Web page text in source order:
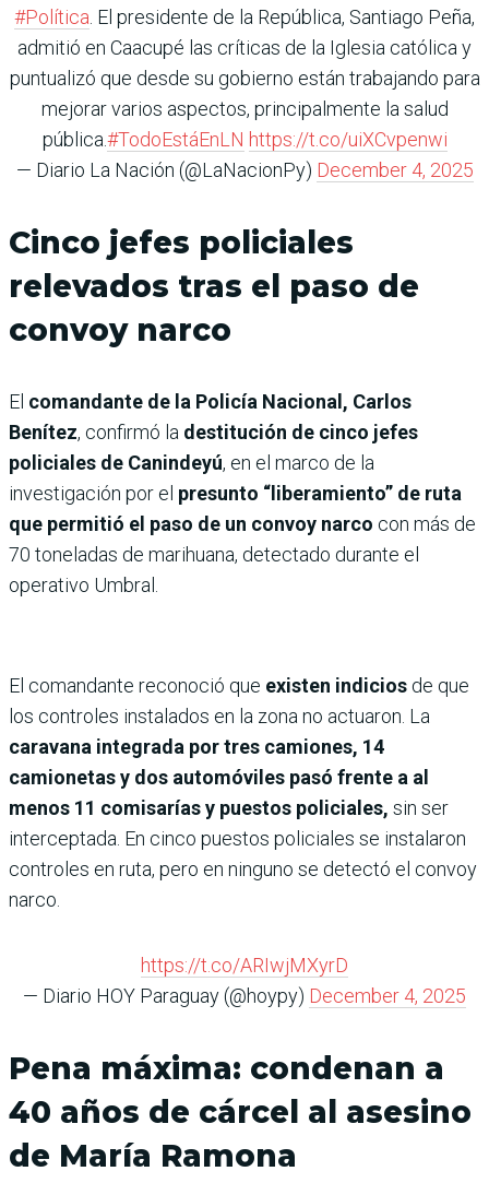
#Política . El presidente de la República, Santiago Peña,
admitió en Caacupé las críticas de la Iglesia católica y
puntualizó que desde su gobierno están trabajando para
mejorar varios aspectos, principalmente la salud
pública.#TodoEstáEnLN https://t.co/uiXCvpenwi
— Diario La Nación (@LaNacionPy) December 4, 2025
Cinco jefes policiales
relevados tras el paso de
convoy narco
El comandante de la Policía Nacional, Carlos
Benítez, confirmó la destitución de cinco jefes
policiales de Canindeyú, en el marco de la
investigación por el presunto “liberamiento” de ruta
que permitió el paso de un convoy narco con más de
70 toneladas de marihuana, detectado durante el
operativo Umbral.
El comandante reconoció que existen indicios de que
los controles instalados en la zona no actuaron. La
caravana integrada por tres camiones, 14
camionetas y dos automóviles pasó frente a al
menos 11 comisarías y puestos policiales, sin ser
interceptada. En cinco puestos policiales se instalaron
controles en ruta, pero en ninguno se detectó el convoy
narco.
https://t.co/ARIwjMXyrD
— Diario HOY Paraguay (@hoypy) December 4, 2025
Pena máxima: condenan a
40 años de cárcel al asesino
de María Ramona